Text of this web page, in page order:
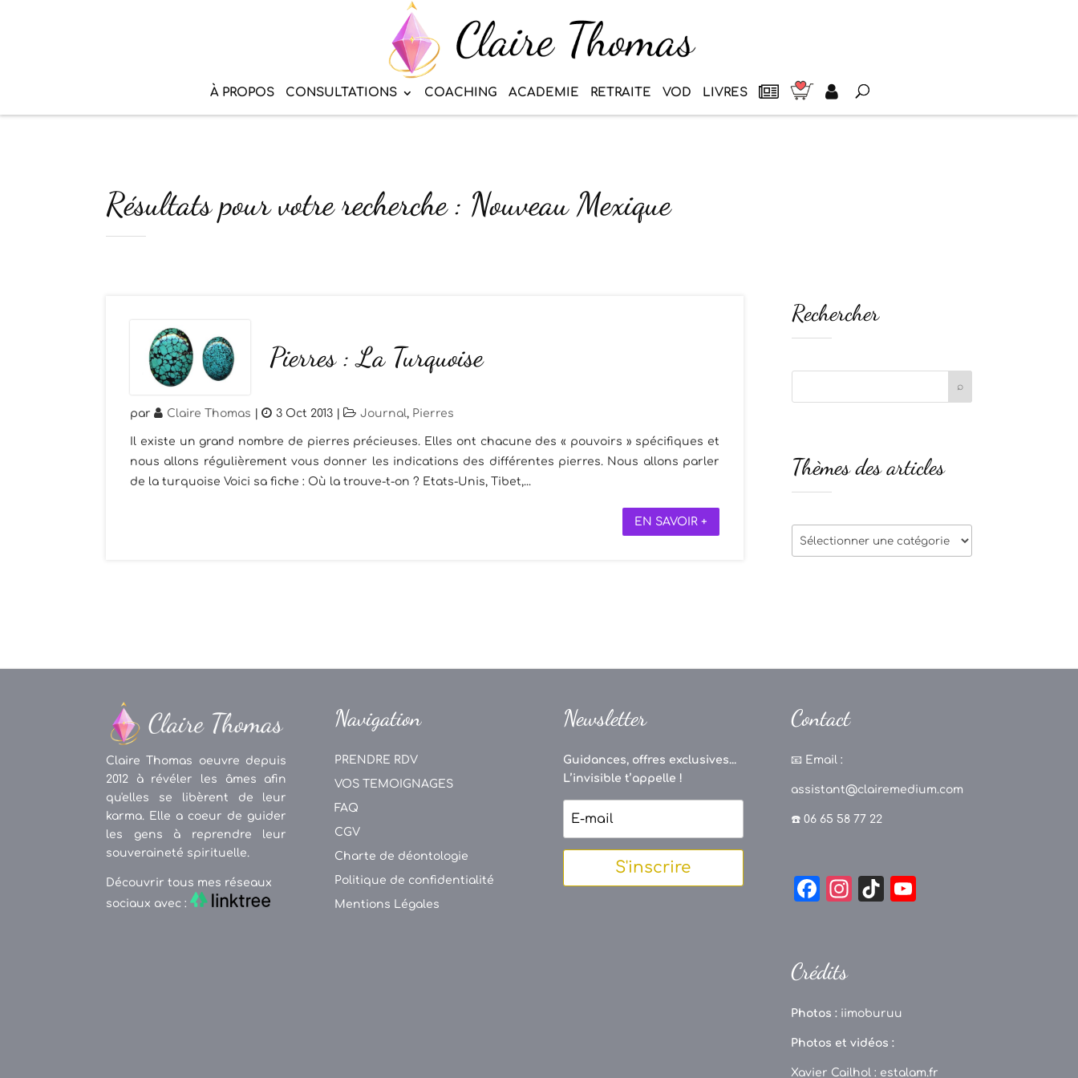
À PROPOS CONSULTATIONS COACHING ACADEMIE RETRAITE VOD LIVRES
Résultats pour votre recherche : Nouveau Mexique
Pierres : La Turquoise
par Claire Thomas 3 Oct 2013 Journal, Pierres
Il existe un grand nombre de pierres précieuses. Elles ont chacune des « pouvoirs » spécifiques et
nous allons régulièrement vous donner les indications des différentes pierres. Nous allons parler
de la turquoise Voici sa fiche : Où la trouve-t-on ? Etats-Unis, Tibet,...
EN SAVOIR +
Rechercher
Thèmes des articles
Thèmes
des
Claire Thomas oeuvre depuis
2012 à révéler les âmes afin
qu'elles se libèrent de leur
karma. Elle a coeur de guider
les gens à reprendre leur
souveraineté spirituelle.
Découvrir tous mes réseaux
sociaux avec :
Navigation
PRENDRE RDV
VOS TEMOIGNAGES
FAQ
CGV
Charte de déontologie
Politique de confidentialité
Mentions Légales
Newsletter
Guidances, offres exclusives...
L’invisible t’appelle !
S'inscrire
Contact
📧 Email :
assistant@clairemedium.com
☎️ 06 65 58 77 22
F
e
o
o
k
In
a
m
Ti
C
Crédits
Photos : iimoburuu
Photos et vidéos :
Xavier Cailhol : estalam.fr